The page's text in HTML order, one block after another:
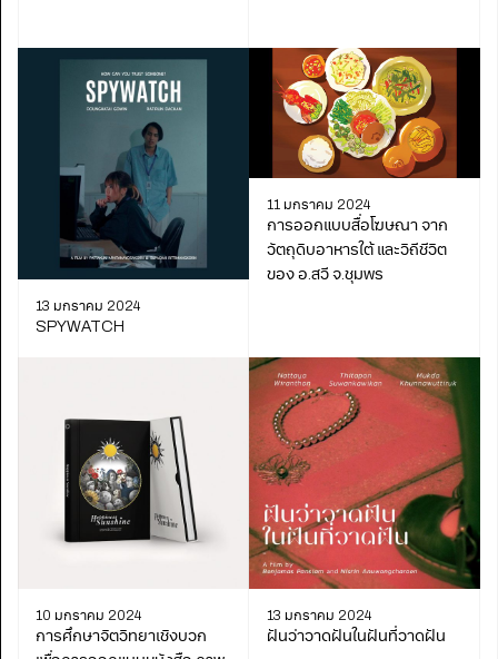
13 มกราคม 2024
SPYWATCH
11 มกราคม 2024
การออกแบบสื่อโฆษณา จาก
วัตถุดิบอาหารใต้ และวิถีชีวิต
ของ อ.สวี จ.ชุมพร
10 มกราคม 2024
การศึกษาจิตวิทยาเชิงบวก
13 มกราคม 2024
ฝันว่าวาดฝันในฝันที่วาดฝัน